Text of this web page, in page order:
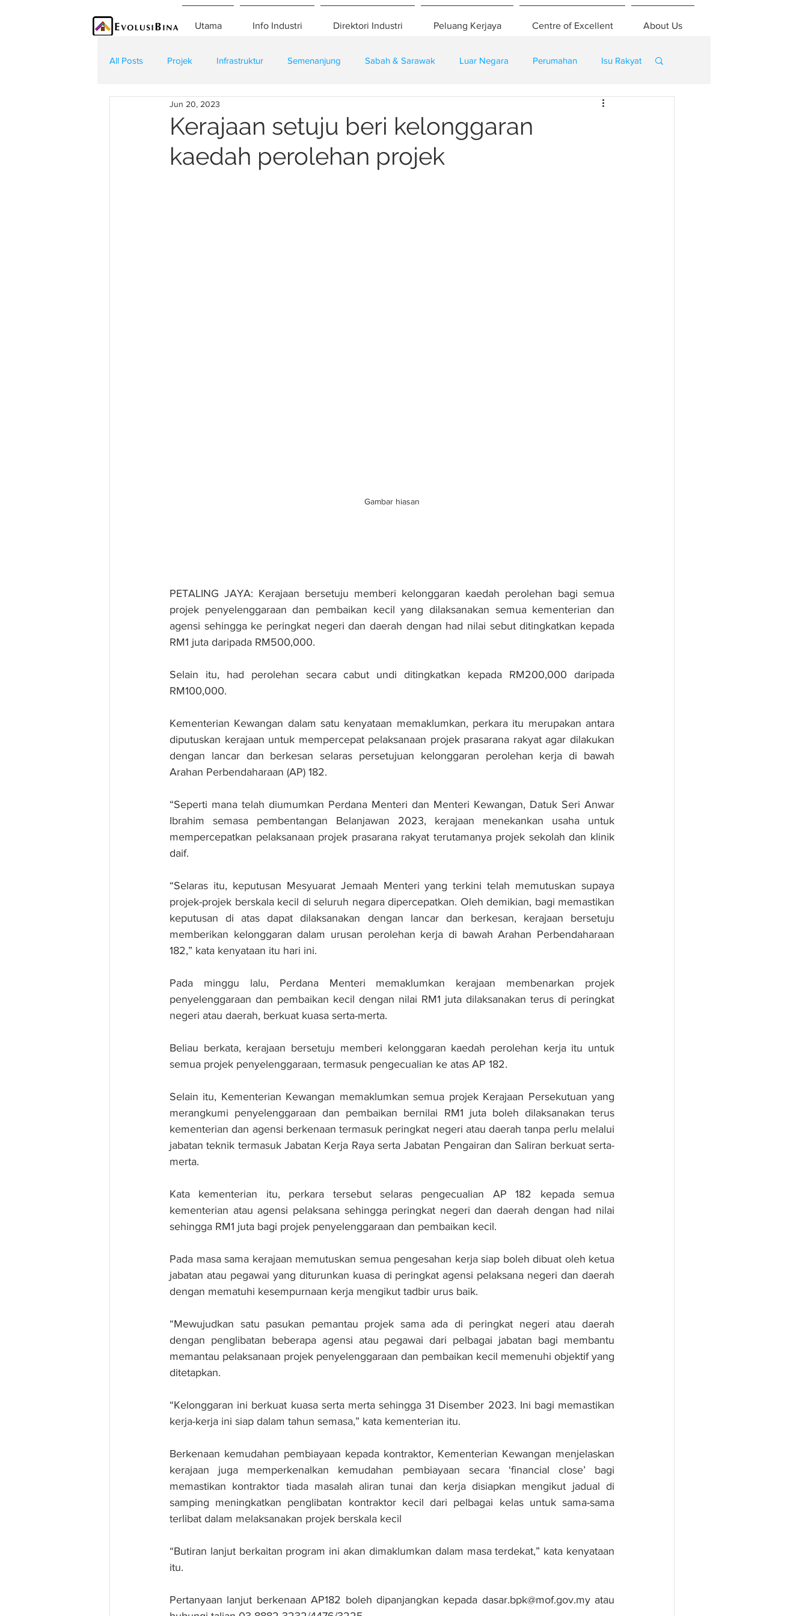
Utama Info Industri Direktori Industri Peluang Kerjaya Centre of Excellent About Us
All Posts Projek Infrastruktur Semenanjung Sabah & Sarawak Luar Negara Perumahan Isu Rakyat
Teknologi Kontraktor
Kerajaan setuju beri kelonggaran
kaedah perolehan projek
Jun 20, 2023
Gambar hiasan
PETALING JAYA: Kerajaan bersetuju memberi kelonggaran kaedah perolehan bagi semua
projek penyelenggaraan dan pembaikan kecil yang dilaksanakan semua kementerian dan
agensi sehingga ke peringkat negeri dan daerah dengan had nilai sebut ditingkatkan kepada
RM1 juta daripada RM500,000.
Selain itu, had perolehan secara cabut undi ditingkatkan kepada RM200,000 daripada
RM100,000.
Kementerian Kewangan dalam satu kenyataan memaklumkan, perkara itu merupakan antara
diputuskan kerajaan untuk mempercepat pelaksanaan projek prasarana rakyat agar dilakukan
dengan lancar dan berkesan selaras persetujuan kelonggaran perolehan kerja di bawah
Arahan Perbendaharaan (AP) 182.
“Seperti mana telah diumumkan Perdana Menteri dan Menteri Kewangan, Datuk Seri Anwar
Ibrahim semasa pembentangan Belanjawan 2023, kerajaan menekankan usaha untuk
mempercepatkan pelaksanaan projek prasarana rakyat terutamanya projek sekolah dan klinik
daif.
“Selaras itu, keputusan Mesyuarat Jemaah Menteri yang terkini telah memutuskan supaya
projek-projek berskala kecil di seluruh negara dipercepatkan. Oleh demikian, bagi memastikan
keputusan di atas dapat dilaksanakan dengan lancar dan berkesan, kerajaan bersetuju
memberikan kelonggaran dalam urusan perolehan kerja di bawah Arahan Perbendaharaan
182,” kata kenyataan itu hari ini.
Pada minggu lalu, Perdana Menteri memaklumkan kerajaan membenarkan projek
penyelenggaraan dan pembaikan kecil dengan nilai RM1 juta dilaksanakan terus di peringkat
negeri atau daerah, berkuat kuasa serta-merta.
Beliau berkata, kerajaan bersetuju memberi kelonggaran kaedah perolehan kerja itu untuk
semua projek penyelenggaraan, termasuk pengecualian ke atas AP 182.
Selain itu, Kementerian Kewangan memaklumkan semua projek Kerajaan Persekutuan yang
merangkumi penyelenggaraan dan pembaikan bernilai RM1 juta boleh dilaksanakan terus
kementerian dan agensi berkenaan termasuk peringkat negeri atau daerah tanpa perlu melalui
jabatan teknik termasuk Jabatan Kerja Raya serta Jabatan Pengairan dan Saliran berkuat serta-
merta.
Kata kementerian itu, perkara tersebut selaras pengecualian AP 182 kepada semua
kementerian atau agensi pelaksana sehingga peringkat negeri dan daerah dengan had nilai
sehingga RM1 juta bagi projek penyelenggaraan dan pembaikan kecil.
Pada masa sama kerajaan memutuskan semua pengesahan kerja siap boleh dibuat oleh ketua
jabatan atau pegawai yang diturunkan kuasa di peringkat agensi pelaksana negeri dan daerah
dengan mematuhi kesempurnaan kerja mengikut tadbir urus baik.
“Mewujudkan satu pasukan pemantau projek sama ada di peringkat negeri atau daerah
dengan penglibatan beberapa agensi atau pegawai dari pelbagai jabatan bagi membantu
memantau pelaksanaan projek penyelenggaraan dan pembaikan kecil memenuhi objektif yang
ditetapkan.
“Kelonggaran ini berkuat kuasa serta merta sehingga 31 Disember 2023. Ini bagi memastikan
kerja-kerja ini siap dalam tahun semasa,” kata kementerian itu.
Berkenaan kemudahan pembiayaan kepada kontraktor, Kementerian Kewangan menjelaskan
kerajaan juga memperkenalkan kemudahan pembiayaan secara ‘financial close’ bagi
memastikan kontraktor tiada masalah aliran tunai dan kerja disiapkan mengikut jadual di
samping meningkatkan penglibatan kontraktor kecil dari pelbagai kelas untuk sama-sama
terlibat dalam melaksanakan projek berskala kecil
“Butiran lanjut berkaitan program ini akan dimaklumkan dalam masa terdekat,” kata kenyataan
itu.
Pertanyaan lanjut berkenaan AP182 boleh dipanjangkan kepada dasar.bpk@mof.gov.my atau